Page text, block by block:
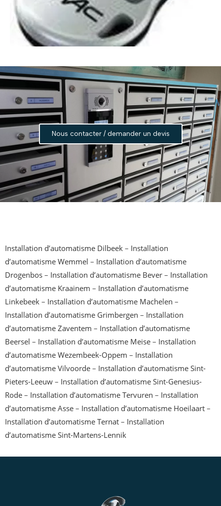
Nous contacter / demander un devis
Installation d’automatisme Dilbeek – Installation
d’automatisme Wemmel – Installation d’automatisme
Drogenbos – Installation d’automatisme Bever – Installation
d’automatisme Kraainem – Installation d’automatisme
Linkebeek – Installation d’automatisme Machelen –
Installation d’automatisme Grimbergen – Installation
d’automatisme Zaventem – Installation d’automatisme
Beersel – Installation d’automatisme Meise – Installation
d’automatisme Wezembeek-Oppem – Installation
d’automatisme Vilvoorde – Installation d’automatisme Sint-
Pieters-Leeuw – Installation d’automatisme Sint-Genesius-
Rode – Installation d’automatisme Tervuren – Installation
d’automatisme Asse – Installation d’automatisme Hoeilaart –
Installation d’automatisme Ternat – Installation
d’automatisme Sint-Martens-Lennik